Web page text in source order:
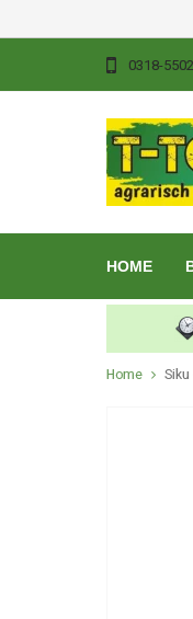
0318-
HOME
Home